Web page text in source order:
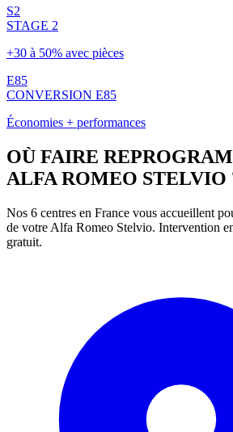
S2
STAGE 2
+30 à 50% avec pièces
E85
CONVERSION E85
Économies + performances
OÙ FAIRE
ALFA ROMEO STELVIO
Nos 6 centres en France vous accueillent
de votre Alfa Romeo Stelvio. Intervention
gratuit.